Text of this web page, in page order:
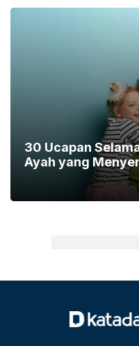
30 Ucapan
Ayah yang